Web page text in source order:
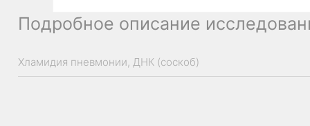
Подробное описание
Хламидия пневмонии, ДНК (соскоб)